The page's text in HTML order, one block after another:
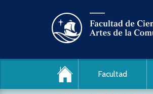
Facultad